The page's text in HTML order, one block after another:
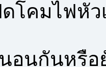
โคมไฟหัว
อนกันหรือ